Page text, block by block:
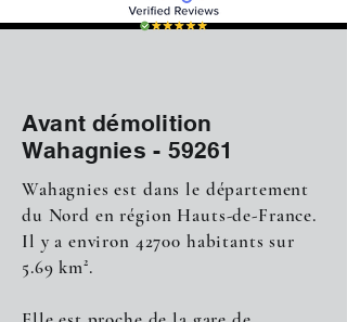
Avant démolition
Wahagnies - 59261
Wahagnies est dans le département
du Nord en région Hauts-de-France.
Il y a environ 42700 habitants sur
5.69 km².